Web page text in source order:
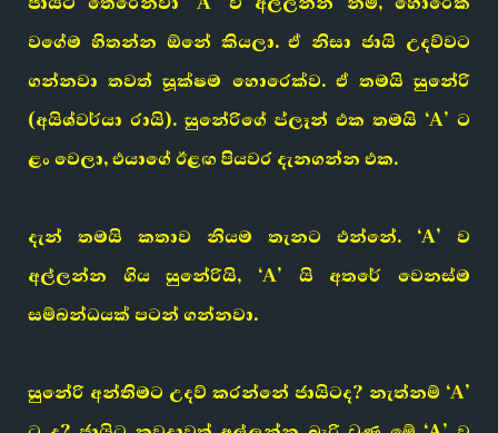
වගේම හිතන්න ඕනේ කියලා. ඒ නිසා ජායි උදව්වට
ගන්නවා තවත් සූක්ෂම හොරෙක්ව. ඒ තමයි සුනේරි
(අයිශ්වර්යා රායි). සුනේරිගේ ප්ලෑන් එක තමයි ‘A’ ට
ළං වෙලා, එයාගේ ඊළඟ පියවර දැනගන්න එක.
දැන් තමයි කතාව නියම තැනට එන්නේ. ‘A’ ව
අල්ලන්න ගිය සුනේරියි, ‘A’ යි අතරේ වෙනස්ම
සම්බන්ධයක් පටන් ගන්නවා.
සුනේරි අන්තිමට උදව් කරන්නේ ජායිටද? නැත්නම් ‘A’